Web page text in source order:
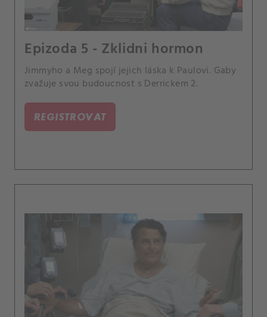
Epizoda 5 - Zklidni hormon
Jimmyho a Meg spojí jejich láska k Paulovi. Gaby
zvažuje svou budoucnost s Derrickem 2.
REGISTROVAT